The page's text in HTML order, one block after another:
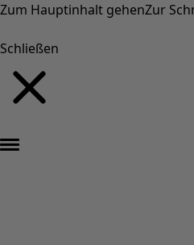
Zum Hauptinhalt gehenZur
Schließen